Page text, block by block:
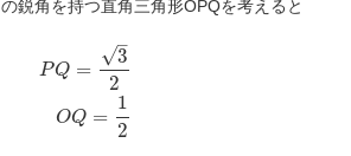
の鋭角を持つ直角三角形OPQを考えると
PQ =
3
–
√
2
OQ =
1
2